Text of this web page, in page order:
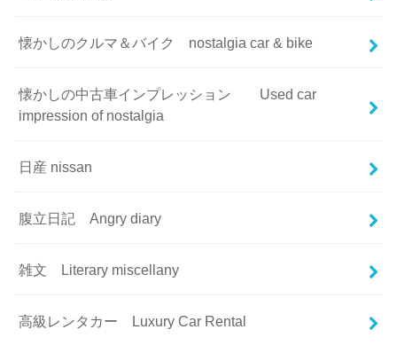
懐かしのクルマ＆バイク nostalgia car & bike
懐かしの中古車インプレッション Used car
impression of nostalgia
日産 nissan
腹立日記 Angry diary
雑文 Literary miscellany
高級レンタカー Luxury Car Rental